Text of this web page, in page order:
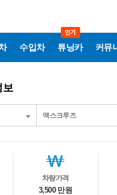
수입차 튜닝카 커뮤
보
차량가격
3,500 만원